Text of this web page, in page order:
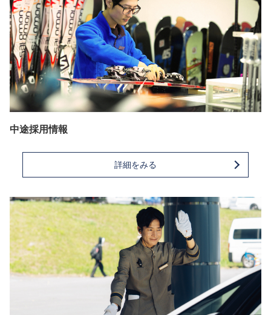
中途採用情報
詳細をみる